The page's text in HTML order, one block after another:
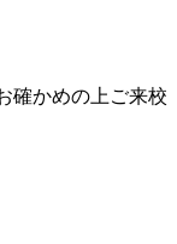
確かめの上ご来校